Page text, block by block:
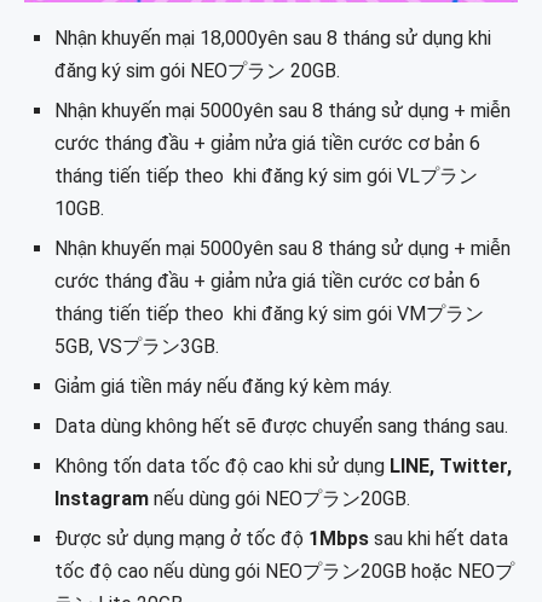
Nhận khuyến mại 18,000yên sau 8 tháng sử dụng khi
đăng ký sim gói NEOプラン 20GB.
Nhận khuyến mại 5000yên sau 8 tháng sử dụng + miễn
cước tháng đầu + giảm nửa giá tiền cước cơ bản 6
tháng tiến tiếp theo khi đăng ký sim gói VLプラン
10GB.
Nhận khuyến mại 5000yên sau 8 tháng sử dụng + miễn
cước tháng đầu + giảm nửa giá tiền cước cơ bản 6
tháng tiến tiếp theo khi đăng ký sim gói VMプラン
5GB, VSプラン3GB.
Giảm giá tiền máy nếu đăng ký kèm máy.
Data dùng không hết sẽ được chuyển sang tháng sau.
Không tốn data tốc độ cao khi sử dụng LINE, Twitter,
Instagram nếu dùng gói NEOプラン20GB.
Được sử dụng mạng ở tốc độ 1Mbps sau khi hết data
tốc độ cao nếu dùng gói NEOプラン20GB hoặc NEOプ